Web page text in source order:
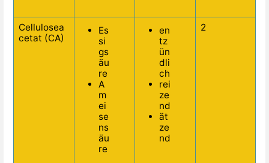
Cellulosea
cetat (CA)
Es
si
gs
äu
re
A
m
ei
se
ns
äu
re
en
tz
ün
dli
ch
rei
ze
nd
ät
ze
nd
2